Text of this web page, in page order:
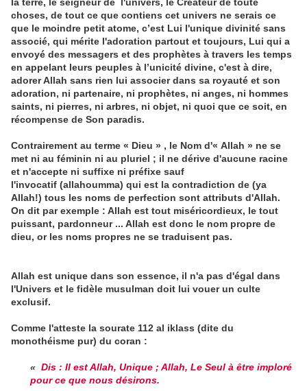
choses, de tout ce que contiens cet univers ne serais ce
que le moindre petit atome, c’est Lui l'unique divinité sans
associé, qui mérite l'adoration partout et toujours, Lui qui a
envoyé des messagers et des prophètes à travers les temps
en appelant leurs peuples à l’unicité divine, c'est à dire,
adorer Allah sans rien lui associer dans sa royauté et son
adoration, ni partenaire, ni prophètes, ni anges, ni hommes
saints, ni pierres, ni arbres, ni objet, ni quoi que ce soit, en
récompense de Son paradis.
Contrairement au terme « Dieu » , le Nom d'« Allah » ne se
met ni au féminin ni au pluriel ; il ne dérive d'aucune racine
et n'accepte ni suffixe ni préfixe sauf
l'invocatif (allahoumma) qui est la contradiction de (ya
Allah!) tous les noms de perfection sont attributs d'Allah.
On dit par exemple : Allah est tout miséricordieux, le tout
puissant, pardonneur ... Allah est donc le nom propre de
dieu, or les noms propres ne se traduisent pas.
Allah est unique dans son essence, il n'a pas d'égal dans
l'Univers et le fidèle musulman doit lui vouer un culte
exclusif.
Comme l'atteste la sourate 112 al iklass (dite du
monothéisme pur) du coran :
« Dis : Il est Allah, Unique ; Allah, Le Seul à être imploré
pour ce que nous désirons.